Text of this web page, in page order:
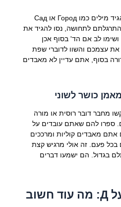
לתרגול איבוד קוליות, נסו להגיד מילים כמו Город או Сад
לתחושה, נסו להגיד את
לב אם הד' בסוף אכן
עצמכם והשוו לדוברי שפת
בסוף, אתם עדיין לא מאבדים
מחבר דובר רוסית או מורה
ספרו להם שאתם עובדים על
מאבדים קוליות ומרככים
פעם. זה אולי מרגיש קצת
בגדול. הם ישמעו דברים
שאלות נפוצות על Д: מה עוד חשוב